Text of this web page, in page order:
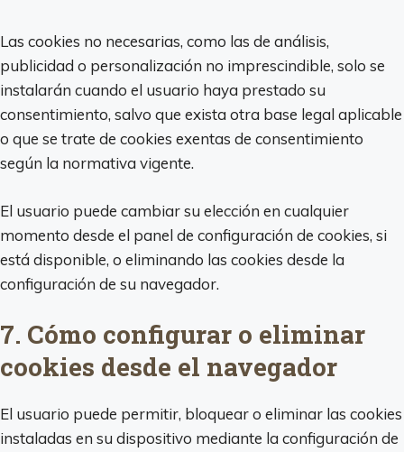
Las cookies no necesarias, como las de análisis,
publicidad o personalización no imprescindible, solo se
instalarán cuando el usuario haya prestado su
consentimiento, salvo que exista otra base legal aplicable
o que se trate de cookies exentas de consentimiento
según la normativa vigente.
El usuario puede cambiar su elección en cualquier
momento desde el panel de configuración de cookies, si
está disponible, o eliminando las cookies desde la
configuración de su navegador.
7. Cómo configurar o eliminar
cookies desde el navegador
El usuario puede permitir, bloquear o eliminar las cookies
instaladas en su dispositivo mediante la configuración de